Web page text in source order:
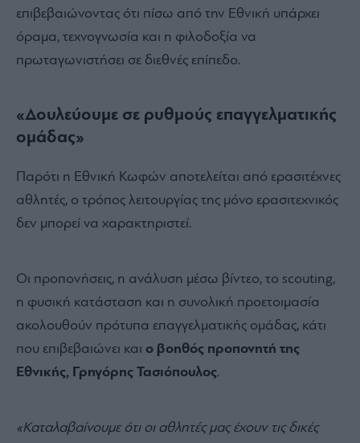
επιβεβαιώνοντας ότι πίσω από την Εθνική υπάρχει
όραμα, τεχνογνωσία και η φιλοδοξία να
πρωταγωνιστήσει σε διεθνές επίπεδο.
«Δουλεύουμε σε ρυθμούς επαγγελματικής
ομάδας»
Παρότι η Εθνική Κωφών αποτελείται από ερασιτέχνες
αθλητές, ο τρόπος λειτουργίας της μόνο ερασιτεχνικός
δεν μπορεί να χαρακτηριστεί.
Οι προπονήσεις, η ανάλυση μέσω βίντεο, το scouting,
η φυσική κατάσταση και η συνολική προετοιμασία
ακολουθούν πρότυπα επαγγελματικής ομάδας, κάτι
που επιβεβαιώνει και ο βοηθός προπονητή της
Εθνικής, Γρηγόρης Τασιόπουλος.
«Καταλαβαίνουμε ότι οι αθλητές μας έχουν τις δικές